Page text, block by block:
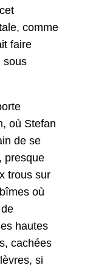
comme
faire
sous
où Ste­fan
de se
presque
trous sur
où
hautes
cachées
si